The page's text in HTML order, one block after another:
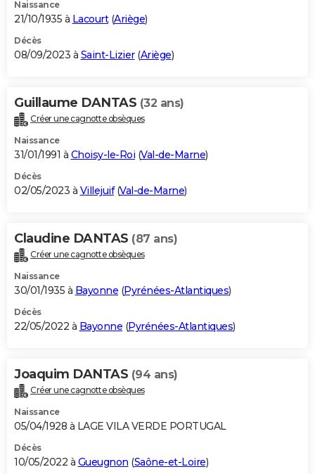
Naissance
21/10/1935 à Lacourt(Ariège)
Décès
08/09/2023 à Saint-Lizier(Ariège)
Guillaume DANTAS (32 ans)
Créer une cagnotte obsèques
Naissance
31/01/1991 à Choisy-le-Roi (Val-de-Marne)
Décès
02/05/2023 à Villejuif(Val-de-Marne)
Claudine DANTAS (87 ans)
Créer une cagnotte obsèques
Naissance
30/01/1935 à Bayonne (Pyrénées-Atlantiques)
Décès
22/05/2022 à Bayonne (Pyrénées-Atlantiques)
Joaquim DANTAS (94 ans)
Créer une cagnotte obsèques
Naissance
05/04/1928 à LAGE VILA VERDE PORTUGAL
Décès
10/05/2022 à Gueugnon (Saône-et-Loire)